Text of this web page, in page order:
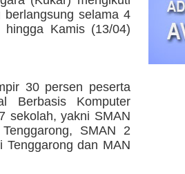
selama 4
Kamis (13/04)
30 persen peserta
Berbasis Komputer
sekolah, yakni SMAN
SMAN 2
Tenggarong dan MAN